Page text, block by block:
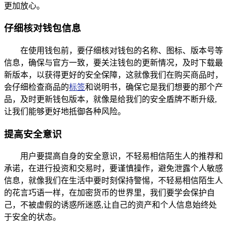
更加放心。
仔细核对钱包信息
在使用钱包前，要仔细核对钱包的名称、图标、版本号等
信息，确保与官方一致，要关注钱包的更新情况，及时下载最
新版本，以获得更好的安全保障，这就像我们在购买商品时，
会仔细检查商品的标签和说明书，确保它是我们想要的那个产
品，及时更新钱包版本，就像是给我们的安全盾牌不断升级,
让我们能够更好地抵御各种风险。
提高安全意识
用户要提高自身的安全意识，不轻易相信陌生人的推荐和
承诺，在进行投资和交易时，要谨慎操作，避免泄露个人敏感
信息，就像我们在生活中要时刻保持警惕，不轻易相信陌生人
的花言巧语一样，在加密货币的世界里，我们要学会保护自
己，不被虚假的诱惑所迷惑,让自己的资产和个人信息始终处
于安全的状态。